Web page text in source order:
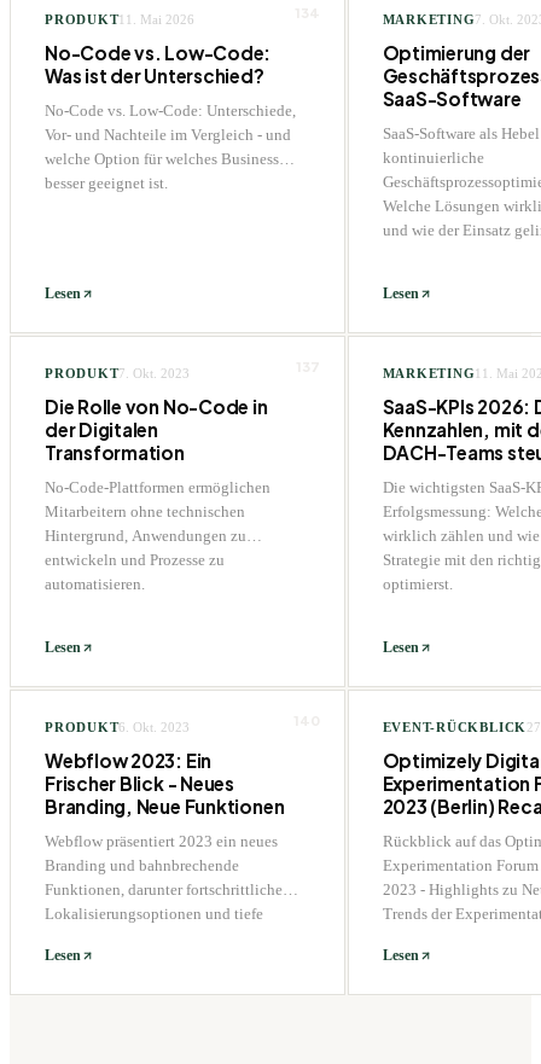
PRODUKT11. Mai 2026
No-Code vs. Low-Code:
Was ist der Unterschied?
No-Code vs. Low-Code: Unterschiede,
Vor- und Nachteile im Vergleich - und
welche Option für welches Business
besser geeignet ist.
Lesen
MARKETING7. Okt.
Optimierung der
SaaS-Software
SaaS-Software als
kontinuierliche
Welche Lösungen
und wie der Einsatz
Lesen
PRODUKT7. Okt. 2023
Die Rolle von No-Code in
der Digitalen
Transformation
No-Code-Plattformen ermöglichen
Mitarbeitern ohne technischen
Hintergrund, Anwendungen zu
entwickeln und Prozesse zu
automatisieren.
Lesen
MARKETING11. Mai
SaaS-KPIs 2026:
Kennzahlen, mit
DACH-Teams
Die wichtigsten SaaS-
Erfolgsmessung:
wirklich zählen und
Strategie mit den
optimierst.
Lesen
PRODUKT6. Okt. 2023
Webflow 2023: Ein
Frischer Blick - Neues
Branding, Neue Funktionen
Webflow präsentiert 2023 ein neues
Branding und bahnbrechende
Funktionen, darunter fortschrittliche
Lokalisierungsoptionen und tiefe
Lesen
EVENT-RÜCKBLICK
Optimizely
Experimentation
2023 (Berlin)
Rückblick auf das
Experimentation
2023 - Highlights zu
Trends der
Lesen